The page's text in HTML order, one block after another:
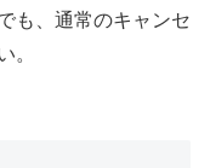
も、通常のキャンセ
。